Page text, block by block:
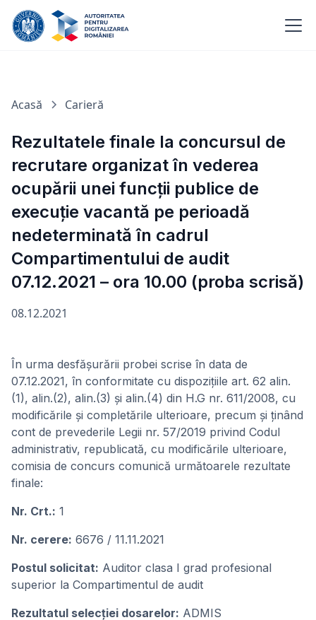
Acasă Carieră
Rezultatele finale la concursul de
recrutare organizat în vederea
ocupării unei funcții publice de
execuție vacantă pe perioadă
nedeterminată în cadrul
Compartimentului de audit
07.12.2021 – ora 10.00 (proba scrisă)
08.12.2021
În urma desfăşurării probei scrise în data de
07.12.2021, în conformitate cu dispoziţiile art. 62 alin.
(1), alin.(2), alin.(3) și alin.(4) din H.G nr. 611/2008, cu
modificările şi completările ulterioare, precum și ținând
cont de prevederile Legii nr. 57/2019 privind Codul
administrativ, republicată, cu modificările ulterioare,
comisia de concurs comunică următoarele rezultate
finale:
Nr. Crt.: 1
Nr. cerere: 6676 / 11.11.2021
Postul solicitat: Auditor clasa I grad profesional
superior la Compartimentul de audit
Rezultatul selecţiei dosarelor: ADMIS